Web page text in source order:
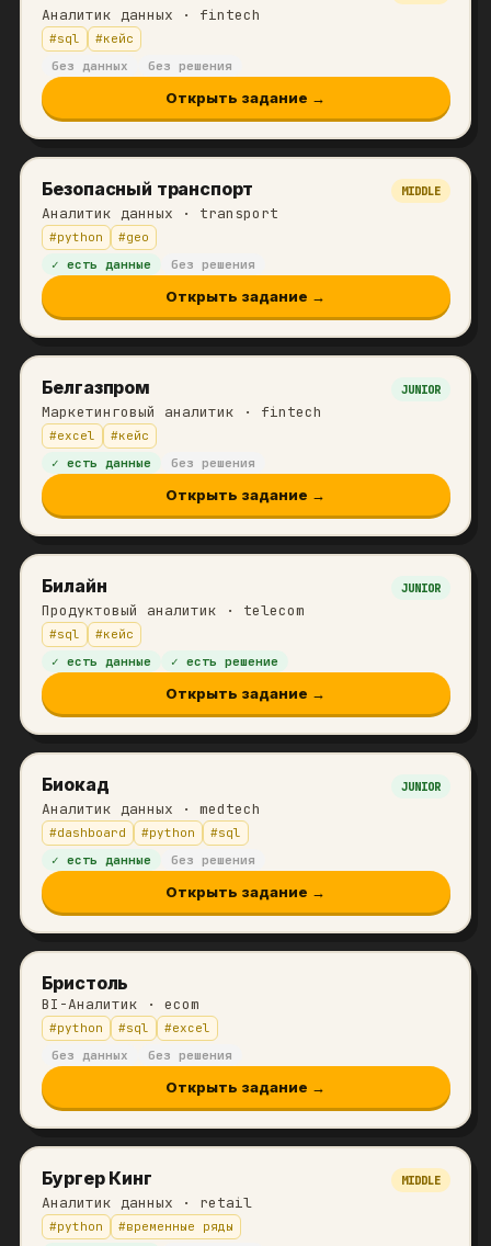
Аналитик данных · fintech
#sql #кейс
без данных
без решения
Открыть задание →
Безопасный транспорт MIDDLE
Аналитик данных · transport
#python #geo
✓ есть данные
без решения
Открыть задание →
Белгазпром JUNIOR
Маркетинговый аналитик · fintech
#excel #кейс
✓ есть данные
без решения
Открыть задание →
Билайн JUNIOR
Продуктовый аналитик · telecom
#sql #кейс
✓ есть данные
✓ есть решение
Открыть задание →
Биокад JUNIOR
Аналитик данных · medtech
#dashboard #python #sql
✓ есть данные
без решения
Открыть задание →
Бристоль
BI-Аналитик · ecom
#python #sql #excel
без данных
без решения
Открыть задание →
Бургер Кинг MIDDLE
Аналитик данных · retail
#python #временные ряды